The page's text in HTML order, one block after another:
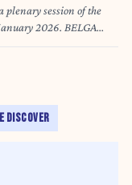
plenary session of the
2026. BELGA
DISCOVER